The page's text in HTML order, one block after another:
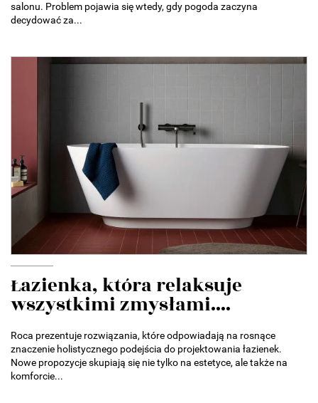
salonu. Problem pojawia się wtedy, gdy pogoda zaczyna
decydować za...
Łazienka, która relaksuje
wszystkimi zmysłami....
Roca prezentuje rozwiązania, które odpowiadają na rosnące
znaczenie holistycznego podejścia do projektowania łazienek.
Nowe propozycje skupiają się nie tylko na estetyce, ale także na
komforcie...